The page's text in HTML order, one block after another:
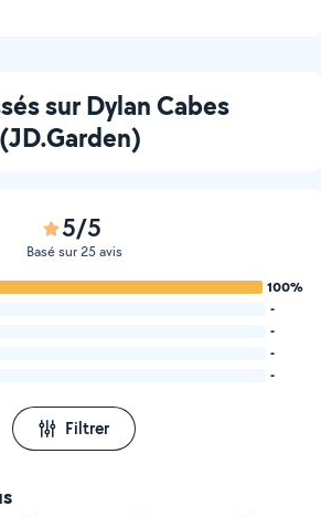
sur Dylan Cabes
(JD.Garden)
5/5
Basé sur 25 avis
100%
-
-
-
-
Filtrer